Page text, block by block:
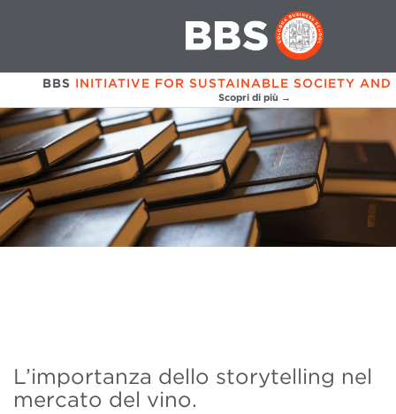
BBS INITIATIVE FOR SUSTAINABLE SOCIETY AND
Scopri di più →
L’importanza dello storytelling nel
mercato del vino.